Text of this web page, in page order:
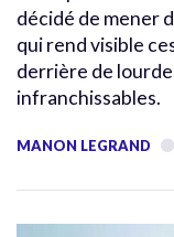
décidé de mener
qui rend visible
derrière de
infranchissables.
MANON LEGRAND